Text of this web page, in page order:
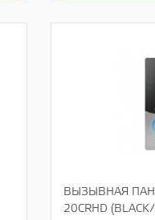
ВЫЗЫВНАЯ
20CRHD (BLACK/